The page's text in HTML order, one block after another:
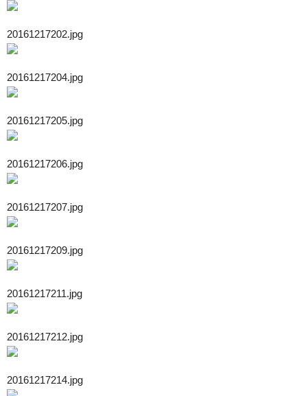
20161217202.jpg
20161217204.jpg
20161217205.jpg
20161217206.jpg
20161217207.jpg
20161217209.jpg
20161217211.jpg
20161217212.jpg
20161217214.jpg